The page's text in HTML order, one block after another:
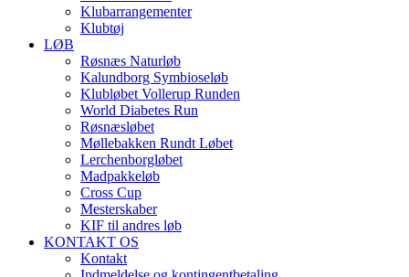
Klubarrangementer
Klubtøj
LØB
Røsnæs Naturløb
Kalundborg Symbioseløb
Klubløbet Vollerup Runden
World Diabetes Run
Røsnæsløbet
Møllebakken Rundt Løbet
Lerchenborgløbet
Madpakkeløb
Cross Cup
Mesterskaber
KIF til andres løb
KONTAKT OS
Kontakt